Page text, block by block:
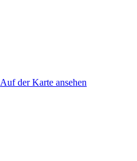
Auf der Karte ansehen